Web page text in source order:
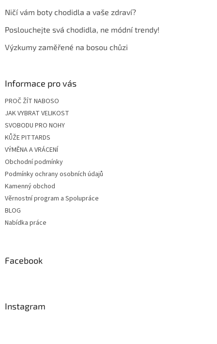
Ničí vám boty chodidla a vaše zdraví?
Poslouchejte svá chodidla, ne módní trendy!
Výzkumy zaměřené na bosou chůzi
Informace pro vás
PROČ ŽÍT NABOSO
JAK VYBRAT VELIKOST
SVOBODU PRO NOHY
KŮŽE PITTARDS
VÝMĚNA A VRÁCENÍ
Obchodní podmínky
Podmínky ochrany osobních údajů
Kamenný obchod
Věrnostní program a Spolupráce
BLOG
Nabídka práce
Facebook
Instagram